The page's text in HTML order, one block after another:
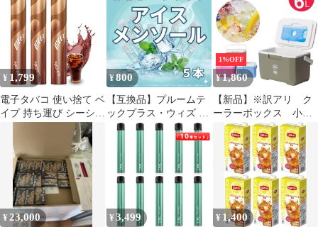
¥ 1,799
電子タバコ 使い捨て ベ
イプ 持ち運び シーシャ
3本 爆煙 4500回吸引可
能 大容量 VAPE 水蒸気
タバコ 禁煙 ニコチン無
し タール無し MEET
コーラアイス
¥800
【互換品】プルームテ
ックプラス・ウィズ カ
ートリッジ 5本 アイス
1%OFF
¥1,860
【新品】※訳アリ ク
ーラーボックス 小
型 軽量 ハード 保
冷剤付き 6L 小型ク
ーラーボックス
COOLER BOX おしゃ
れな 4色 部活 ピク
ニック アウトドア
キャンプ 釣り ゴル
フ 大人気 防災 災
¥ 23,000 ¥3,499 ¥ 1,400